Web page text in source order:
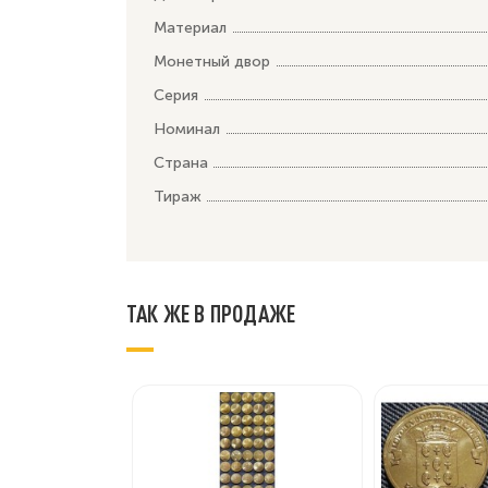
Материал
Монетный двор
Серия
Номинал
Страна
Тираж
ТАК ЖЕ В ПРОДАЖЕ